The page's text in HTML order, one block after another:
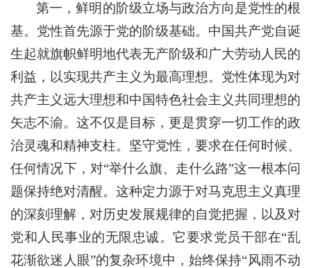
第一，鲜明的阶级立场与政治方向是党性的根
基。党性首先源于党的阶级基础。中国共产党自诞
生起就旗帜鲜明地代表无产阶级和广大劳动人民的
利益，以实现共产主义为最高理想。党性体现为对
共产主义远大理想和中国特色社会主义共同理想的
矢志不渝。这不仅是目标，更是贯穿一切工作的政
治灵魂和精神支柱。坚守党性，要求在任何时候、
任何情况下，对“举什么旗、走什么路”这一根本问
题保持绝对清醒。这种定力源于对马克思主义真理
的深刻理解，对历史发展规律的自觉把握，以及对
党和人民事业的无限忠诚。它要求党员干部在“乱
花渐欲迷人眼”的复杂环境中，始终保持“风雨不动